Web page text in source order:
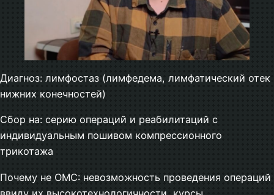
Диагноз: лимфостаз (лимфедема, лимфатический отек
нижних конечностей)
Сбор на: серию операций и реабилитаций с
индивидуальным пошивом компрессионного
трикотажа
Почему не ОМС: невозможность проведения операций